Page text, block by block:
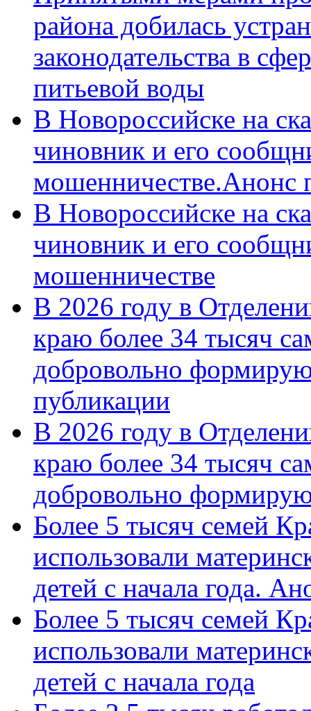
района добилась
законодательства в
питьевой воды
В Новороссийске на
чиновник и его
мошенничестве.Анонс
В Новороссийске на
чиновник и его
мошенничестве
В 2026 году в
краю более 34 тысяч
добровольно
публикации
В 2026 году в
краю более 34 тысяч
добровольно
Более 5 тысяч семей
использовали
детей с начала года.
Более 5 тысяч семей
использовали
детей с начала года